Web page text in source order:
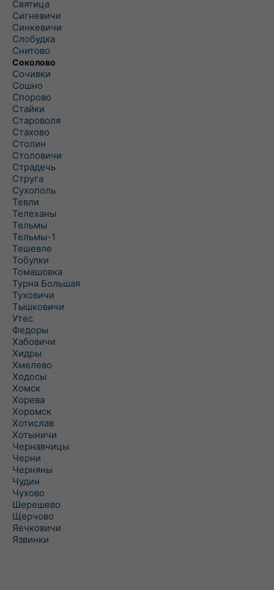
Святица
Сигневичи
Синкевичи
Слобудка
Снитово
Соколово
Сочивки
Сошно
Спорово
Стайки
Староволя
Стахово
Столин
Столовичи
Страдечь
Струга
Сухополь
Тевли
Телеханы
Тельмы
Тельмы-1
Тешевле
Тобулки
Томашовка
Турна Большая
Туховичи
Тышковичи
Утес
Федоры
Хабовичи
Хидры
Хмелево
Ходосы
Хомск
Хорева
Хоромск
Хотислав
Хотыничи
Чернавчицы
Черни
Черняны
Чудин
Чухово
Шерешево
Щерчово
Яечковичи
Язвинки